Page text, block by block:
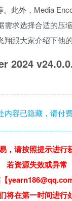
。此外，Media
需求选择合适的压
跟大家介绍下他的
2024
容已隐藏，请付
，请按照提示进行
若资源失效或异常
将在第一时间进行